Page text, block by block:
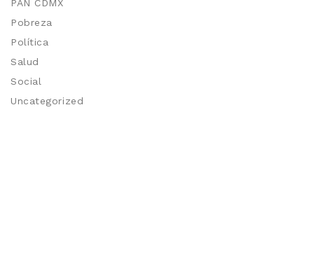
PAN CDMX
Pobreza
Política
Salud
Social
Uncategorized